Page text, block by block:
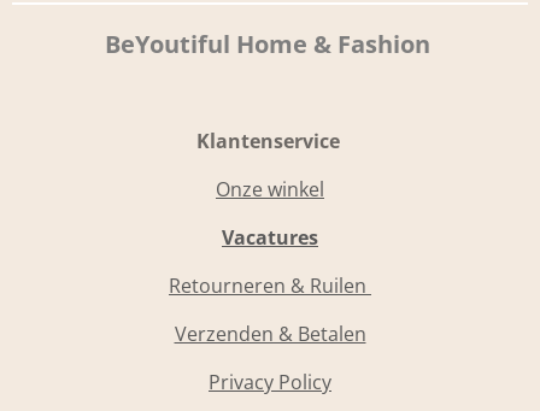
BeYoutiful Home & Fashion
Klantenservice
Onze winkel
Vacatures
Retourneren & Ruilen
Verzenden & Betalen
Privacy Policy